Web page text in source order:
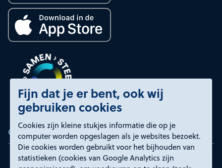
Fijn dat je er bent, ook wij
gebruiken cookies
Cookies zijn kleine stukjes informatie die op je
computer worden opgeslagen als je websites bezoekt.
Die cookies worden gebruikt voor het bijhouden van
statistieken (cookies van Google Analytics zijn
Certificeringen